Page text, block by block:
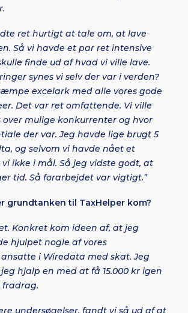
ret hurtigt at tale om, at lave
Så vi havde et par ret intensive
finde ud af hvad vi ville lave.
synes vi selv der var i verden?
excelark med alle vores gode
Det var ret omfattende. Vi ville
over mulige konkurrenter og hvor
der var. Jeg havde lige brugt 5
og selvom vi havde nået et
vi ikke i mål. Så jeg vidste godt, at
tid. Så forarbejdet var vigtigt.”
grundtanken til TaxHelper kom?
Konkret kom ideen af, at jeg
hjulpet nogle af vores
i Wiredata med skat. Jeg
hjalp en med at få 15.000 kr igen
fradrag.
undersøgelser, fandt vi så ud af at